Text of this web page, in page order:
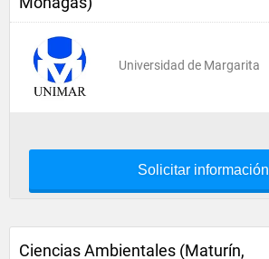
Universidad de Margarita
Solicitar información
Ciencias Ambientales (Maturín,